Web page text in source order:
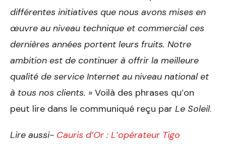
différentes initiatives que nous avons mises en
œuvre au niveau technique et commercial ces
dernières années portent leurs fruits. Notre
ambition est de continuer à offrir la meilleure
qualité de service Internet au niveau national et
à tous nos clients. » Voilà des phrases qu’on
peut lire dans le communiqué reçu par Le Soleil.
Lire aussi- Cauris d’Or : L’opérateur Tigo